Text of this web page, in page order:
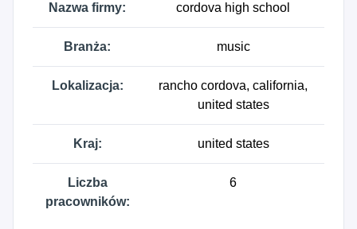
Nazwa firmy: cordova high school
Branża: music
Lokalizacja:
rancho cordova, california,
united states
Kraj: united states
Liczba
pracowników:
6